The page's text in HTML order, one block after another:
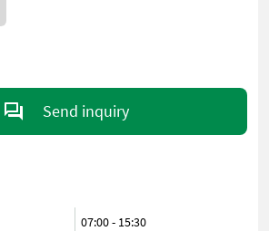
Send inquiry
07:00- 15:30